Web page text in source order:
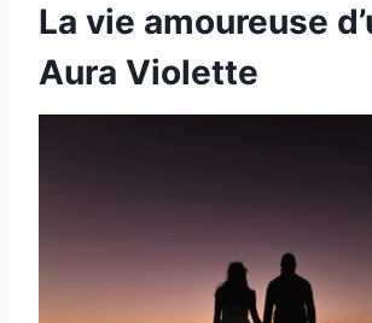
La vie amoureuse
Aura Violette